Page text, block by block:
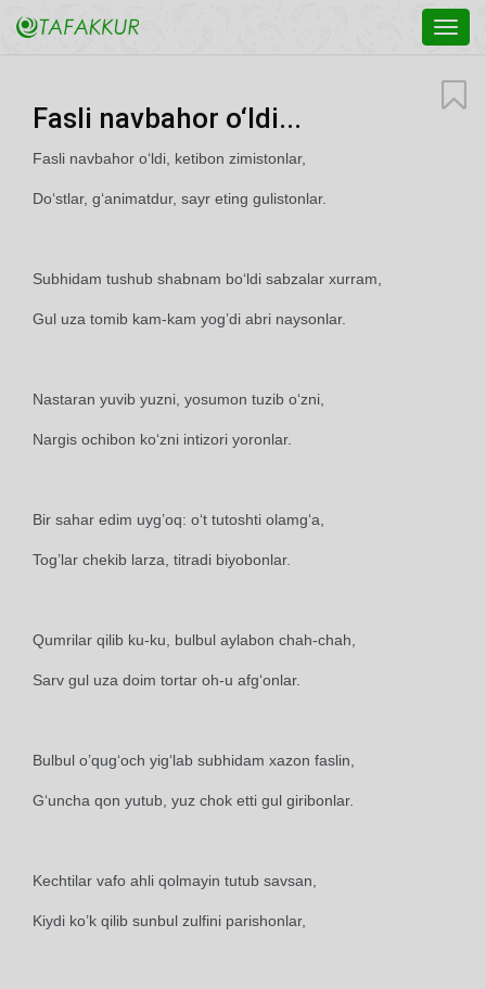
Fasli navbahor o‘ldi...
Fasli navbahor o‘ldi, ketibon zimistonlar,
Do‘stlar, g‘animatdur, sayr eting gulistonlar.
Subhidam tushub shabnam bo‘ldi sabzalar xurram,
Gul uza tomib kam-kam yog’di abri naysonlar.
Nastaran yuvib yuzni, yosumon tuzib o‘zni,
Nargis ochibon ko‘zni intizori yoronlar.
Bir sahar edim uyg’oq: o‘t tutoshti olamg‘a,
Tog’lar chekib larza, titradi biyobonlar.
Qumrilar qilib ku-ku, bulbul aylabon chah-chah,
Sarv gul uza doim tortar oh-u afg‘onlar.
Bulbul o’qug‘och yig‘lab subhidam xazon faslin,
G‘uncha qon yutub, yuz chok etti gul giribonlar.
Kechtilar vafo ahli qolmayin tutub savsan,
Kiydi ko’k qilib sunbul zulfini parishonlar,